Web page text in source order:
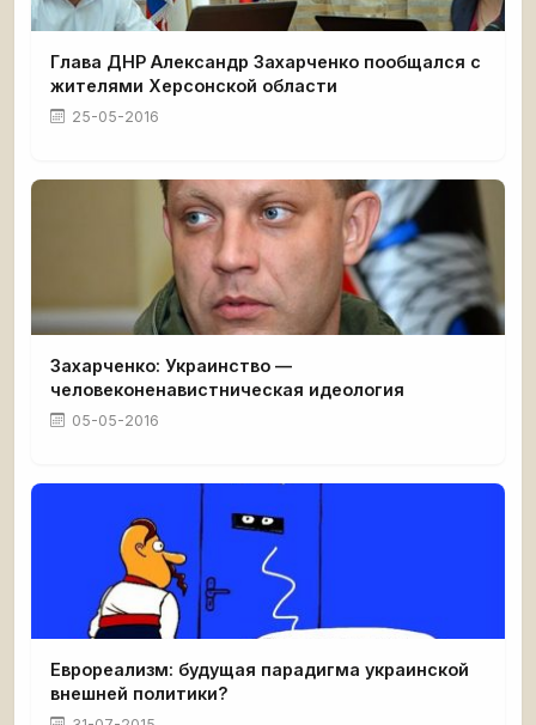
Глава ДНР Александр Захарченко пообщался с
жителями Херсонской области
25-05-2016
Захарченко: Украинство —
человеконенавистническая идеология
05-05-2016
Еврореализм: будущая парадигма украинской
внешней политики?